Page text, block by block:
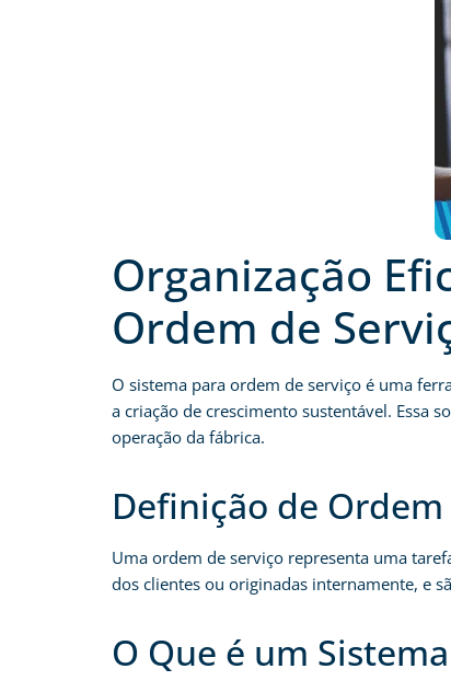
Organização
Ordem de
O sistema para ordem de serviço é uma
a criação de crescimento sustentável. Essa
operação da fábrica.
Definição de
Uma ordem de serviço representa uma
dos clientes ou originadas internamente, e
O Que é um